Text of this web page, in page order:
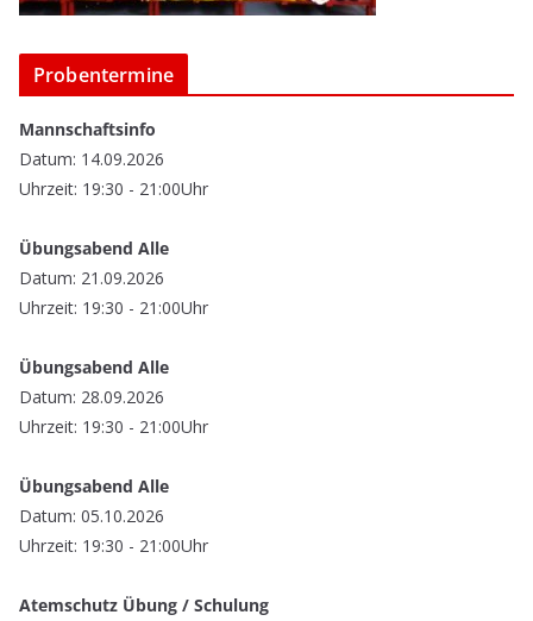
Probentermine
Mannschaftsinfo
Datum: 14.09.2026
Uhrzeit: 19:30 - 21:00Uhr
Übungsabend Alle
Datum: 21.09.2026
Uhrzeit: 19:30 - 21:00Uhr
Übungsabend Alle
Datum: 28.09.2026
Uhrzeit: 19:30 - 21:00Uhr
Übungsabend Alle
Datum: 05.10.2026
Uhrzeit: 19:30 - 21:00Uhr
Atemschutz Übung / Schulung